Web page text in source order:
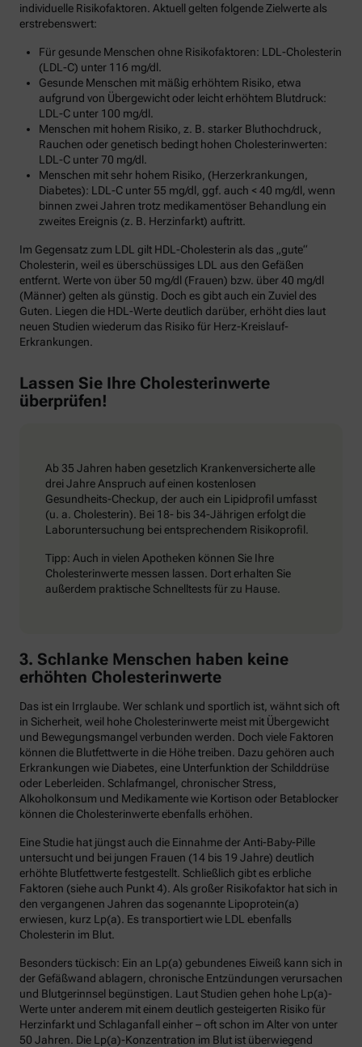
individuelle Risikofaktoren. Aktuell gelten folgende Zielwerte als
erstrebenswert:
Für gesunde Menschen ohne Risikofaktoren: LDL-Cholesterin
(LDL-C) unter 116 mg/dl.
Gesunde Menschen mit mäßig erhöhtem Risiko, etwa
aufgrund von Übergewicht oder leicht erhöhtem Blutdruck:
LDL-C unter 100 mg/dl.
Menschen mit hohem Risiko, z. B. starker Bluthochdruck,
Rauchen oder genetisch bedingt hohen Cholesterinwerten:
LDL-C unter 70 mg/dl.
Menschen mit sehr hohem Risiko, (Herzerkrankungen,
Diabetes): LDL-C unter 55 mg/dl, ggf. auch < 40 mg/dl, wenn
binnen zwei Jahren trotz medikamentöser Behandlung ein
zweites Ereignis (z. B. Herzinfarkt) auftritt.
Im Gegensatz zum LDL gilt HDL-Cholesterin als das „gute“
Cholesterin, weil es überschüssiges LDL aus den Gefäßen
entfernt. Werte von über 50 mg/dl (Frauen) bzw. über 40 mg/dl
(Männer) gelten als günstig. Doch es gibt auch ein Zuviel des
Guten. Liegen die HDL-Werte deutlich darüber, erhöht dies laut
neuen Studien wiederum das Risiko für Herz-Kreislauf-
Erkrankungen.
Lassen Sie Ihre Cholesterinwerte
überprüfen!
Ab 35 Jahren haben gesetzlich Krankenversicherte alle
drei Jahre Anspruch auf einen kostenlosen
Gesundheits-Checkup, der auch ein Lipidprofil umfasst
(u. a. Cholesterin). Bei 18- bis 34-Jährigen erfolgt die
Laboruntersuchung bei entsprechendem Risikoprofil.
Tipp: Auch in vielen Apotheken können Sie Ihre
Cholesterinwerte messen lassen. Dort erhalten Sie
außerdem praktische Schnelltests für zu Hause.
3. Schlanke Menschen haben keine
erhöhten Cholesterinwerte
Das ist ein Irrglaube. Wer schlank und sportlich ist, wähnt sich oft
in Sicherheit, weil hohe Cholesterinwerte meist mit Übergewicht
und Bewegungsmangel verbunden werden. Doch viele Faktoren
können die Blutfettwerte in die Höhe treiben. Dazu gehören auch
Erkrankungen wie Diabetes, eine Unterfunktion der Schilddrüse
oder Leberleiden. Schlafmangel, chronischer Stress,
Alkoholkonsum und Medikamente wie Kortison oder Betablocker
können die Cholesterinwerte ebenfalls erhöhen.
Eine Studie hat jüngst auch die Einnahme der Anti-Baby-Pille
untersucht und bei jungen Frauen (14 bis 19 Jahre) deutlich
erhöhte Blutfettwerte festgestellt. Schließlich gibt es erbliche
Faktoren (siehe auch Punkt 4). Als großer Risikofaktor hat sich in
den vergangenen Jahren das sogenannte Lipoprotein(a)
erwiesen, kurz Lp(a). Es transportiert wie LDL ebenfalls
Cholesterin im Blut.
Besonders tückisch: Ein an Lp(a) gebundenes Eiweiß kann sich in
der Gefäßwand ablagern, chronische Entzündungen verursachen
und Blutgerinnsel begünstigen. Laut Studien gehen hohe Lp(a)-
Werte unter anderem mit einem deutlich gesteigerten Risiko für
Herzinfarkt und Schlaganfall einher – oft schon im Alter von unter
50 Jahren. Die Lp(a)-Konzentration im Blut ist überwiegend